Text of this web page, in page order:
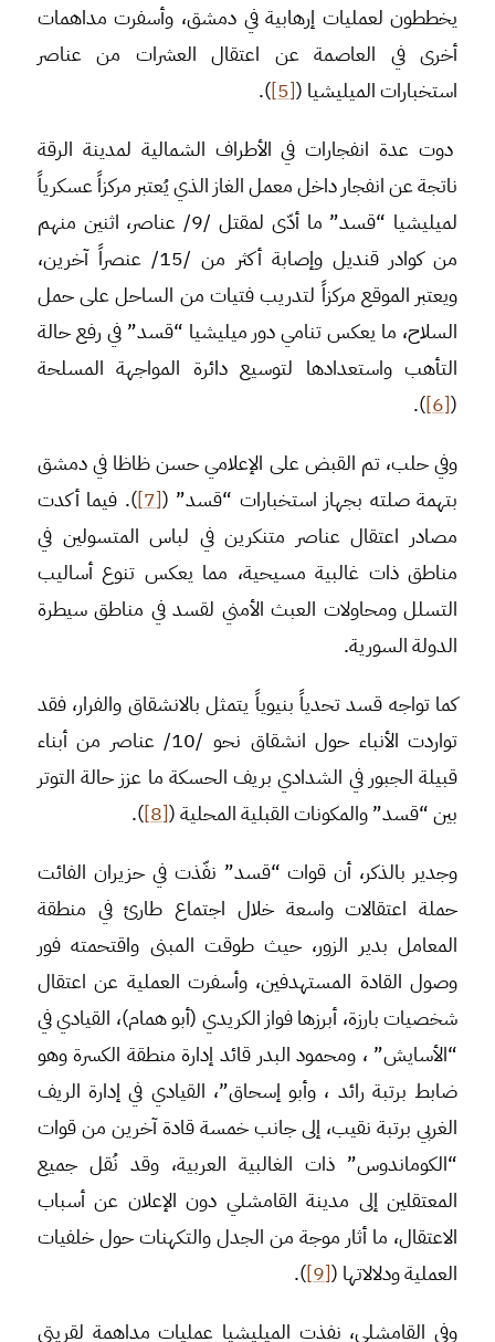
يخططون لعمليات إرهابية في دمشق، وأسفرت مداهمات
أخرى في العاصمة عن اعتقال العشرات من عناصر
استخبارات الميليشيا ([5]
).
دوت عدة انفجارات في الأطراف الشمالية لمدينة الرقة
ناتجة عن انفجار داخل معمل الغاز الذي يُعتبر مركزاً عسكرياً
لميليشيا “قسد” ما أدّى لمقتل /9/ عناصر، اثنين منهم
من كوادر قنديل وإصابة أكثر من /15/ عنصراً آخرين،
ويعتبر الموقع مركزاً لتدريب فتيات من الساحل على حمل
السلاح، ما يعكس تنامي دور ميليشيا “قسد” في رفع حالة
التأهب واستعدادها لتوسيع دائرة المواجهة المسلحة
(
[6]
).
وفي حلب، تم القبض على الإعلامي حسن ظاظا في دمشق
بتهمة صلته بجهاز استخبارات “قسد” ([7]
). فيما أكدت
مصادر اعتقال عناصر متنكرين في لباس المتسولين في
مناطق ذات غالبية مسيحية، مما يعكس تنوع أساليب
التسلل ومحاولات العبث الأمني لقسد في مناطق سيطرة
الدولة السورية.
كما تواجه قسد تحدياً بنيوياً يتمثل بالانشقاق والفرار، فقد
تواردت الأنباء حول انشقاق نحو /10/ عناصر من أبناء
قبيلة الجبور في الشدادي بريف الحسكة ما عزز حالة التوتر
بين “قسد” والمكونات القبلية المحلية ([8]
).
وجدير بالذكر، أن قوات “قسد” نفّذت في حزيران الفائت
حملة اعتقالات واسعة خلال اجتماع طارئ في منطقة
المعامل بدير الزور، حيث طوقت المبنى واقتحمته فور
وصول القادة المستهدفين، وأسفرت العملية عن اعتقال
شخصيات بارزة، أبرزها فواز الكريدي (أبو همام)، القيادي في
“الأسايش” ، ومحمود البدر قائد إدارة منطقة الكسرة وهو
ضابط برتبة رائد ، وأبو إسحاق”، القيادي في إدارة الريف
الغربي برتبة نقيب، إلى جانب خمسة قادة آخرين من قوات
“الكوماندوس” ذات الغالبية العربية، وقد نُقل جميع
المعتقلين إلى مدينة القامشلي دون الإعلان عن أسباب
الاعتقال، ما أثار موجة من الجدل والتكهنات حول خلفيات
العملية ودلالاتها ([9]
).
وفي القامشلي، نفذت الميليشيا عمليات مداهمة لقريتي